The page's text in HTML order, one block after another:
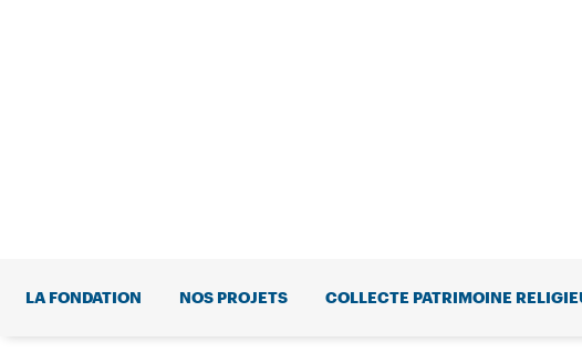
LA FONDATION NOS PROJETS COLLECTE PATRIMOINE